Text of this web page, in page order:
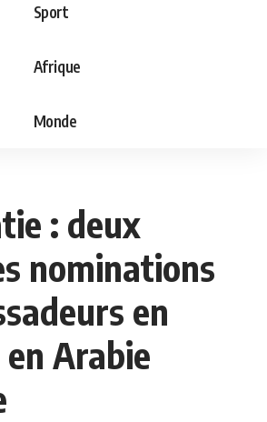
Sport
Afrique
Monde
: deux
nominations
en
Arabie